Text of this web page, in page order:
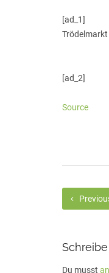
[ad_1]
Trödelmarkt
[ad_2]
Source
Du musst